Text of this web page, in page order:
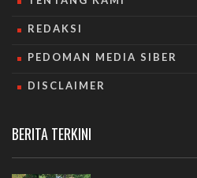
REDAKSI
PEDOMAN MEDIA SIBER
DISCLAIMER
BERITA TERKINI